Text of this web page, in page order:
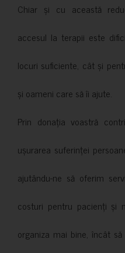
Chiar și cu această
accesul la terapii este
locuri suficiente, cât și
și oameni care să îi ajute.
Prin donația voastră
ușurarea suferinței
ajutându-ne să oferim
costuri pentru pacienți și
organiza mai bine, încât